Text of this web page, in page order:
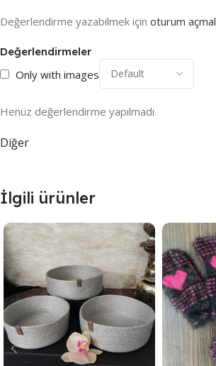
Değerlendirmeler
Only with images
Henüz değerlendirme yapılmadı.
Değerlendirme yazabilmek için oturum
Diğer
İlgili ürünler